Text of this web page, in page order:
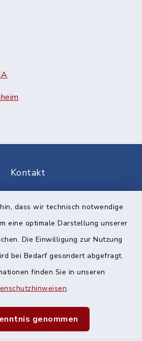
dass wir technisch notwendige
eine optimale Darstellung unserer
Die Einwilligung zur Nutzung
bei Bedarf gesondert abgefragt.
finden Sie in unseren
.
genommen
Kontakt
Datenschutz
Impressum
Sitemap
Einstellungen